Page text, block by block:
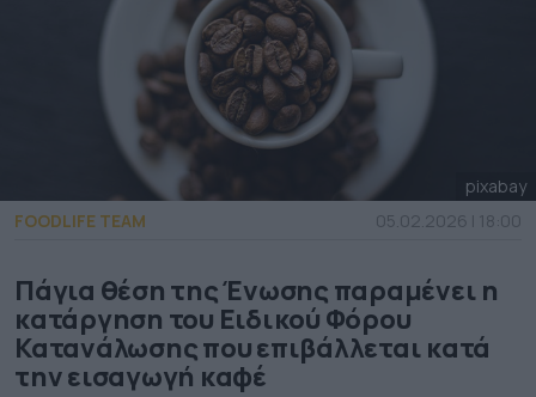
pixabay
FOODLIFE TEAM
05.02.2026 | 18:00
Πάγια θέση της Ένωσης παραμένει η
κατάργηση του Ειδικού Φόρου
Κατανάλωσης που επιβάλλεται κατά
την εισαγωγή καφέ